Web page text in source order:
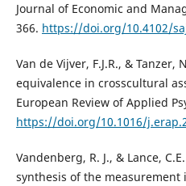
Journal of Economic and
366. https://doi.org/10.4102/
Van de Vijver, F.J.R., & Tanzer,
equivalence in crosscultural
European Review of Applied
https://doi.org/10.1016/
Vandenberg, R. J., & Lance,
synthesis of the